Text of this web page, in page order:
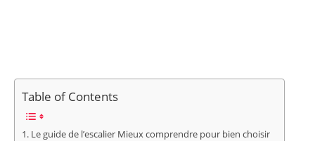
Table of Contents
Le guide de l’escalier Mieux comprendre pour bien choisir